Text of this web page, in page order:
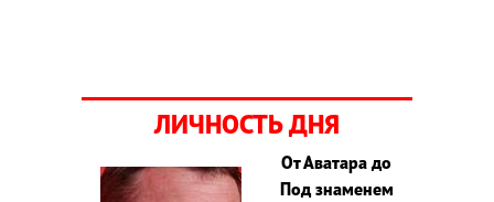
ЛИЧНОСТЬ ДНЯ
От Аватара до
Под знаменем